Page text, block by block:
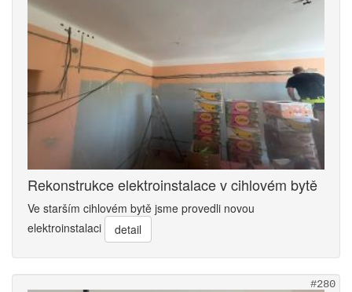
Rekonstrukce elektroinstalace v cihlovém bytě
Ve starším cihlovém bytě jsme provedli novou
elektroinstalaci
detail
#280